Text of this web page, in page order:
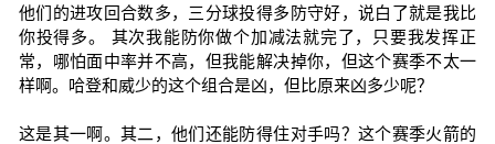
他们的进攻回合数多，三分球投得多防守好，说白了就是我比
你投得多。 其次我能防你做个加减法就完了，只要我发挥正
常，哪怕面中率并不高，但我能解决掉你，但这个赛季不太一
样啊。哈登和威少的这个组合是凶，但比原来凶多少呢？
这是其一啊。其二，他们还能防得住对手吗？这个赛季火箭的